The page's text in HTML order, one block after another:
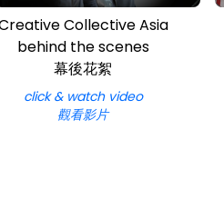
Collective Asia
behind the scenes
幕後花絮
click & watch video
觀看影片